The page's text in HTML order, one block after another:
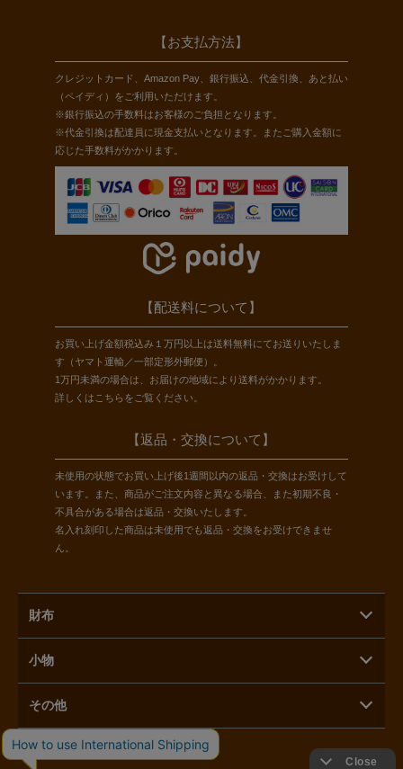
【お支払方法】
クレジットカード、Amazon Pay、銀行振込、代金引換、あと払い
（ペイディ）をご利用いただけます。
※銀行振込の手数料はお客様のご負担となります。
※代金引換は配達員に現金支払いとなります。またご購入金額に
応じた手数料がかかります。
【配送料について】
お買い上げ金額税込み１万円以上は送料無料にてお送りいたしま
す（ヤマト運輸／一部定形外郵便）。
1万円未満の場合は、お届けの地域により送料がかかります。
詳しくはこちらをご覧ください。
【返品・交換について】
未使用の状態でお買い上げ後1週間以内の返品・交換はお受けして
います。また、商品がご注文内容と異なる場合、また初期不良・
不具合がある場合は返品・交換いたします。
名入れ刻印した商品は未使用でも返品・交換をお受けできませ
ん。
財布
小物
その他